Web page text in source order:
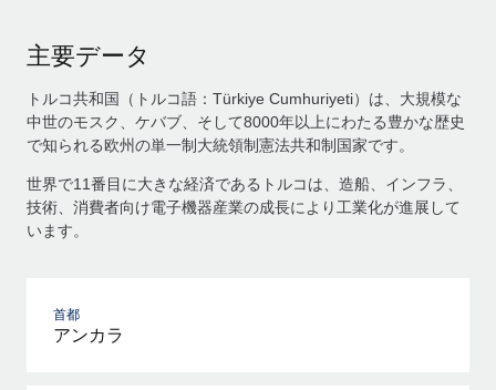
主要データ
トルコ共和国（トルコ語：Türkiye Cumhuriyeti）は、大規模な
中世のモスク、ケバブ、そして8000年以上にわたる豊かな歴史
で知られる欧州の単一制大統領制憲法共和制国家です。
世界で11番目に大きな経済であるトルコは、造船、インフラ、
技術、消費者向け電子機器産業の成長により工業化が進展して
います。
首都
アンカラ